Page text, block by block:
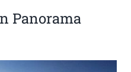
Panorama